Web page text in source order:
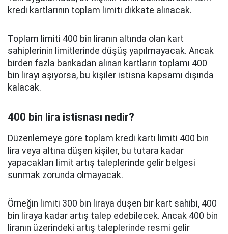
kredi kartlarının toplam limiti dikkate alınacak.
Toplam limiti 400 bin liranın altında olan kart
sahiplerinin limitlerinde düşüş yapılmayacak. Ancak
birden fazla bankadan alınan kartların toplamı 400
bin lirayı aşıyorsa, bu kişiler istisna kapsamı dışında
kalacak.
400 bin lira istisnası nedir?
Düzenlemeye göre toplam kredi kartı limiti 400 bin
lira veya altına düşen kişiler, bu tutara kadar
yapacakları limit artış taleplerinde gelir belgesi
sunmak zorunda olmayacak.
Örneğin limiti 300 bin liraya düşen bir kart sahibi, 400
bin liraya kadar artış talep edebilecek. Ancak 400 bin
liranın üzerindeki artış taleplerinde resmi gelir